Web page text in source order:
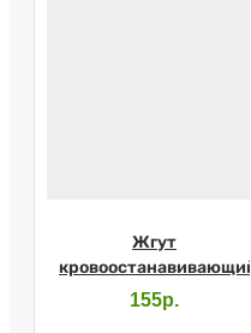
Жгут
кровоостанавивающий
155р.